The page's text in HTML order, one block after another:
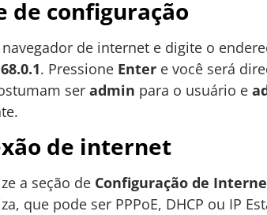
de configuração
de internet e digite o
. Pressione Enter e você será
ser admin para o usuário e
de internet
a seção de Configuração de
que pode ser PPPoE, DHCP ou IP